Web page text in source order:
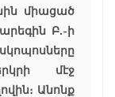
միացած
Բ.-ի
մէջ
Անոնք